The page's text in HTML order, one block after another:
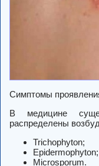
Симптомы
В медицине
распределены
Trichophyton;
Epidermophyton;
Microsporum.